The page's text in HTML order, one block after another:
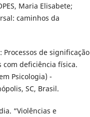
Maria Elisabete;
caminhos da
Processos de significação
com deficiência física.
Psicologia) -
SC, Brasil.
“Violências e